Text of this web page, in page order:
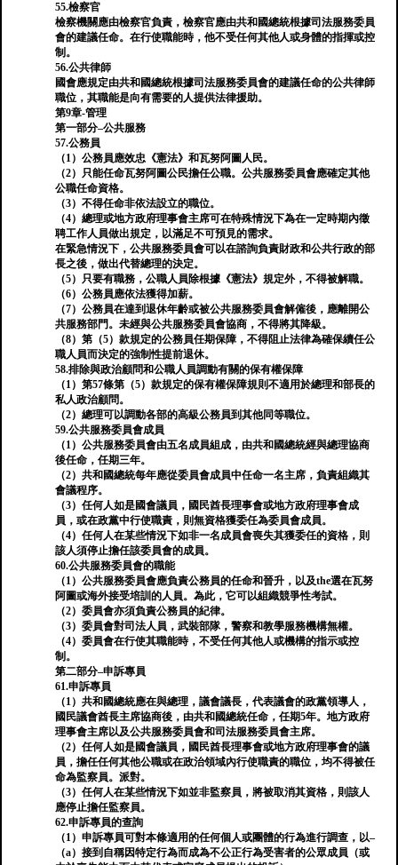
55.檢察官
檢察機關應由檢察官負責，檢察官應由共和國總統根據司法服務委員
會的建議任命。在行使職能時，他不受任何其他人或身體的指揮或控
制。
56.公共律師
國會應規定由共和國總統根據司法服務委員會的建議任命的公共律師
職位，其職能是向有需要的人提供法律援助。
第9章-管理
第一部分–公共服務
57.公務員
（1）公務員應效忠《憲法》和瓦努阿圖人民。
（2）只能任命瓦努阿圖公民擔任公職。公共服務委員會應確定其他
公職任命資格。
（3）不得任命非依法設立的職位。
（4）總理或地方政府理事會主席可在特殊情況下為在一定時期內徵
聘工作人員做出規定，以滿足不可預見的需求。
在緊急情況下，公共服務委員會可以在諮詢負責財政和公共行政的部
長之後，做出代替總理的決定。
（5）只要有職務，公職人員除根據《憲法》規定外，不得被解職。
（6）公務員應依法獲得加薪。
（7）公務員在達到退休年齡或被公共服務委員會解僱後，應離開公
共服務部門。未經與公共服務委員會協商，不得將其降級。
（8）第（5）款規定的公務員任期保障，不得阻止法律為確保續任公
職人員而決定的強制性提前退休。
58.排除與政治顧問和公職人員調動有關的保有權保障
（1）第57條第（5）款規定的保有權保障規則不適用於總理和部長的
私人政治顧問。
（2）總理可以調動各部的高級公務員到其他同等職位。
59.公共服務委員會成員
（1）公共服務委員會由五名成員組成，由共和國總統經與總理協商
後任命，任期三年。
（2）共和國總統每年應從委員會成員中任命一名主席，負責組織其
會議程序。
（3）任何人如是國會議員，國民酋長理事會或地方政府理事會成
員，或在政黨中行使職責，則無資格獲委任為委員會成員。
（4）任何人在某些情況下如非一名成員會喪失其獲委任的資格，則
該人須停止擔任該委員會的成員。
60.公共服務委員會的職能
（1）公共服務委員會應負責公務員的任命和晉升，以及the選在瓦努
阿圖或海外接受培訓的人員。為此，它可以組織競爭性考試。
（2）委員會亦須負責公務員的紀律。
（3）委員會對司法人員，武裝部隊，警察和教學服務機構無權。
（4）委員會在行使其職能時，不受任何其他人或機構的指示或控
制。
第二部分–申訴專員
61.申訴專員
（1）共和國總統應在與總理，議會議長，代表議會的政黨領導人，
國民議會酋長主席協商後，由共和國總統任命，任期5年。地方政府
理事會主席以及公共服務委員會和司法服務委員會主席。
（2）任何人如是國會議員，國民酋長理事會或地方政府理事會的議
員，擔任任何其他公職或在政治領域內行使職責的職位，均不得被任
命為監察員。派對。
（3）任何人在某些情況下如並非監察員，將被取消其資格，則該人
應停止擔任監察員。
62.申訴專員的查詢
（1）申訴專員可對本條適用的任何個人或團體的行為進行調查，以–
（a）接到自稱因特定行為而成為不公正行為受害者的公眾成員（或